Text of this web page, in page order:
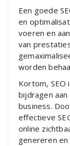
Een goede
en
voeren en
van
worden
Kortom, SEO
bijdragen
business.
effectieve
online
genereren